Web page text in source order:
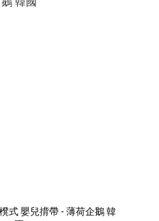
式 嬰兒揹帶 - 薄荷企鵝 韓